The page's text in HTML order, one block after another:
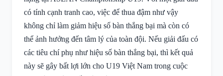
có tính cạnh tranh cao, việc để thua đậm như vậy
không chỉ làm giảm hiệu số bàn thắng bại mà còn có
thể ảnh hưởng đến tâm lý của toàn đội. Nếu giải đấu có
các tiêu chí phụ như hiệu số bàn thắng bại, thì kết quả
này sẽ gây bất lợi lớn cho U19 Việt Nam trong cuộc